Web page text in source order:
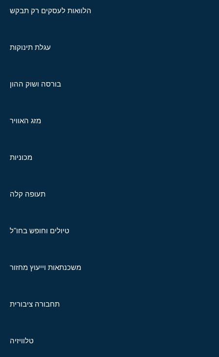
הלוואות לעסקים רק תבקש
עגלת תינוקות
בורסה ושוק ההון
מזג האוויר
מכוניות
תעופה קלה
טיולים וחופש בחו"ל
משכנתאות וייעוץ מחזור
תחבורה ציבורית
טלוויזיה